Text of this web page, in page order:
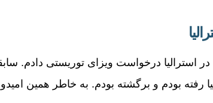
در استرالیا درخواست ویزای توریستی دادم.
رفته بودم و برگشته بودم. به خاطر همین